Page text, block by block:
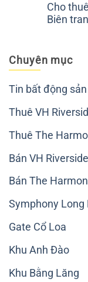
Cho
Biên
Chuyên mục
Tin bất động sản
Thuê VH
Thuê The
Bán VH Riverside
Bán The
Symphony Long
Gate Cổ Loa
Khu Anh Đào
Khu Bằng Lăng